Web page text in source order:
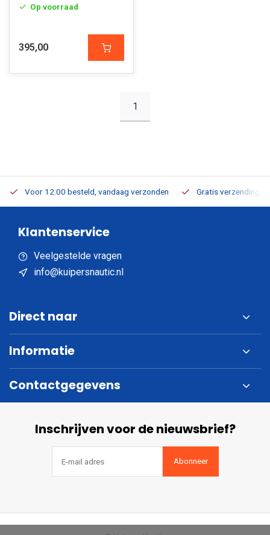
Op voorraad
395,00
1
Voor 12:00 besteld, vandaag verzonden Gratis verzending
Klantenservice
Veelgestelde vragen
info@kuipersnautic.nl
Direct naar
Informatie
Contactgegevens
Inschrijven voor de nieuwsbrief?
Abonneer